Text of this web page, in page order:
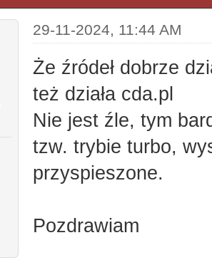
29-11-2024, 11:44 AM
Że źródeł dobrze
też działa cda.pl
Nie jest źle, tym
tzw. trybie turbo,
przyspieszone.
Pozdrawiam